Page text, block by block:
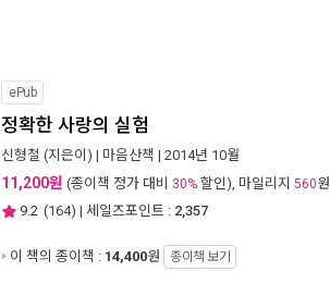
ePub
정확한 사랑의 실험
신형철 (지은이) | 마음산책 | 2014년 10월
11,200원 (종이책 정가 대비 30% 할인), 마일리지 560원
9.2 (164) | 세일즈포인트 : 2,357
이 책의 종이책 : 14,400원 종이책 보기